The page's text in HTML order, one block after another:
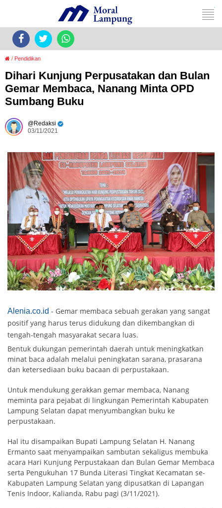
/ Pendidikan
Dihari Kunjung Perpusatakan dan Bulan
Gemar Membaca, Nanang Minta OPD
Sumbang Buku
Redaksi
03/11/2021
Alenia.co.id - Gemar membaca sebuah gerakan yang sangat
positif yang harus terus didukung dan dikembangkan di
tengah-tengah masyarakat secara luas.
Bentuk dukungan pemerintah daerah untuk meningkatkan
minat baca adalah melalui peningkatan sarana, prasarana
dan ketersediaan buku bacaan di perpustakaan.
Untuk mendukung gerakkan gemar membaca, Nanang
meminta para pejabat di lingkungan Pemerintah Kabupaten
Lampung Selatan dapat menyumbangkan buku ke
perpustakaan.
Hal itu disampaikan Bupati Lampung Selatan H. Nanang
Ermanto saat menyampaikan sambutan sekaligus membuka
acara Hari Kunjung Perpustakaan dan Bulan Gemar Membaca
serta Pengukuhan 17 Bunda Literasi Tingkat Kecamatan se-
Kabupaten Lampung Selatan yang dipusatkan di Lapangan
Tenis Indoor, Kalianda, Rabu pagi (3/11/2021).